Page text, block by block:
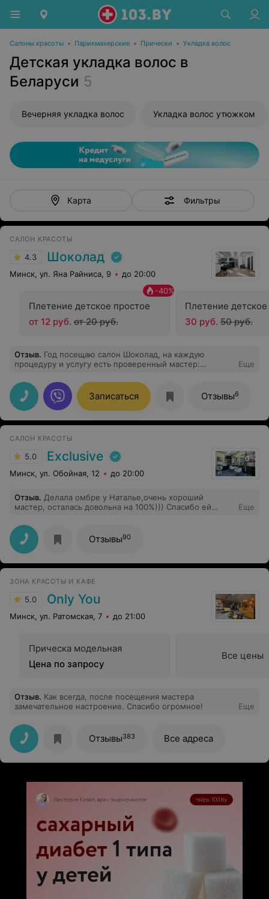
Салоны красоты • Парикмахерские • Прически • Укладка волос
Детская укладка волос в
Беларуси 5
Вечерняя укладка волос Укладка волос утюжком
Карта Фильтры
САЛОН КРАСОТЫ
4.3 Шоколад
Минск, ул. Яна Райниса, 9 до 20:00
Плетение детское простое
-40%
от 12 руб. от 20 руб.
Плетение
30 руб. 50 руб.
Отзыв. Год посещаю салон Шоколад, на каждую
процедуру и услугу есть проверенный мастер:
мастер, которая понимает все пожелания и делает все
очень профессионально. Огромная благодарность,
рекомендую!
Еще
Записаться Отзывы6
САЛОН КРАСОТЫ
5.0 Exclusive
Минск, ул. Обойная, 12 до 20:00
Отзыв. Делала омбре у Наталье,очень хороший
мастер, осталась довольна на 100%))) Спасибо ей
Еще
Отзывы90
ЗОНА КРАСОТЫ И КАФЕ
5.0 Only You
Минск, ул. Ратомская, 7 до 21:00
Прическа модельная
Цена по запросу
Все цены
Отзыв. Как всегда, после посещения мастера
замечательное настроение. Спасибо огромное!
Еще
Отзывы383 Все адреса